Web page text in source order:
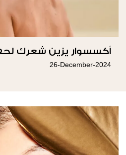
أكسسوار يزين شعرك
26-December-2024